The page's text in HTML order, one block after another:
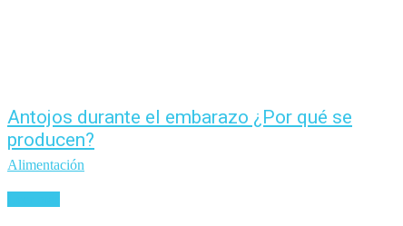
Antojos durante el embarazo ¿Por qué se
producen?
Alimentación